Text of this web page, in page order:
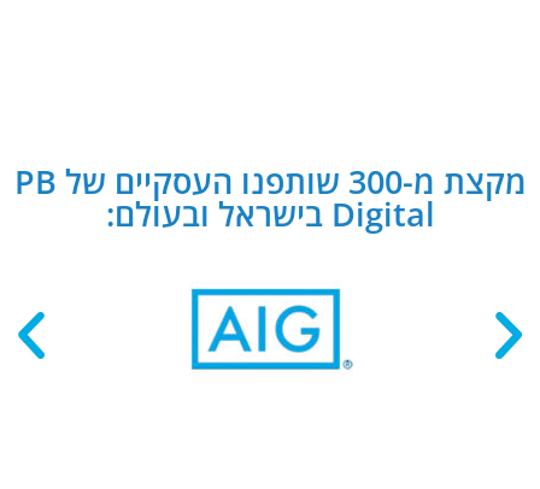
מקצת מ-300 שותפנו העסקיים של PB
Digital בישראל ובעולם: